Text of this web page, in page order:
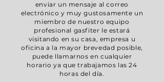
enviar un mensaje al correo
electrónico y muy gustosamente un
miembro de nuestro equipo
profesional gasfiter le estará
visitando en su casa, empresa u
oficina a la mayor brevedad posible,
puede llamarnos en cualquier
horario ya que trabajamos las 24
horas del día.